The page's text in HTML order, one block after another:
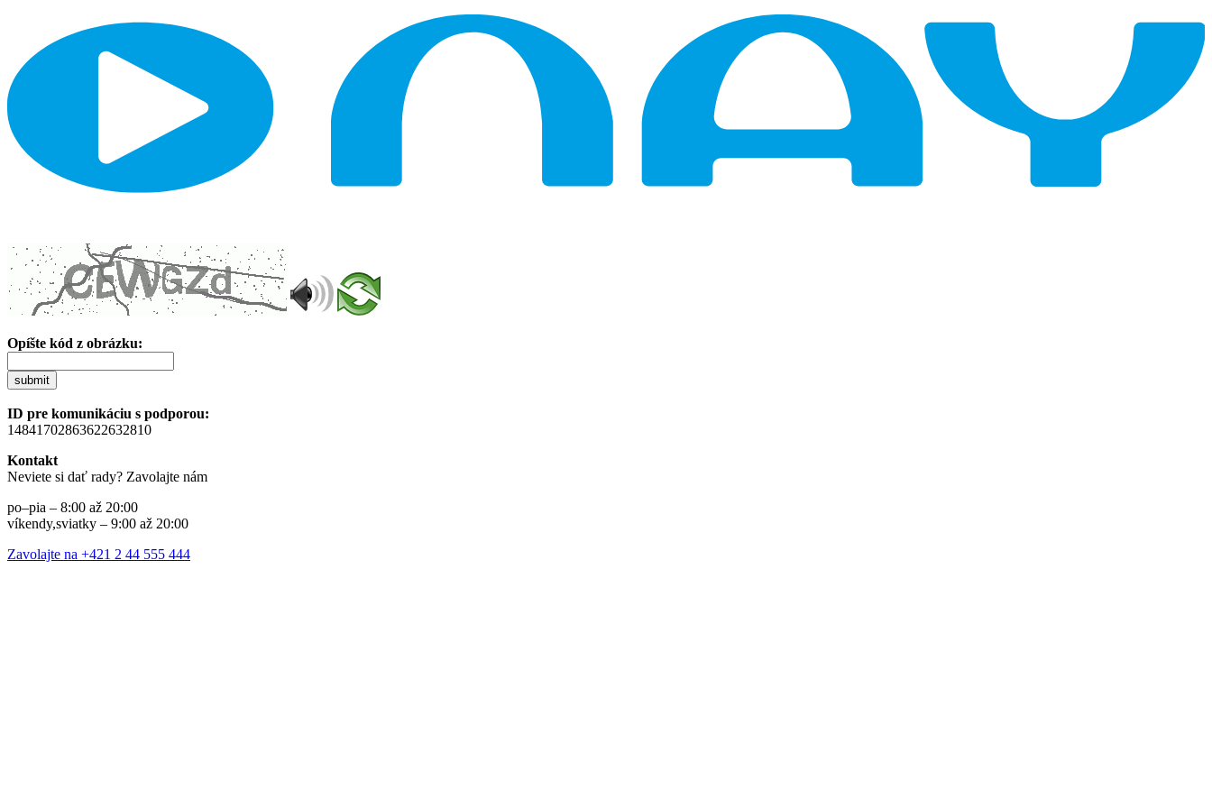
Opíšte kód z obrázku:
submit
ID pre komunikáciu s podporou:
14841702863622632810
Kontakt
Neviete si dať rady? Zavolajte nám
po–pia – 8:00 až 20:00
víkendy,sviatky – 9:00 až 20:00
Zavolajte na +421 2 44 555 444